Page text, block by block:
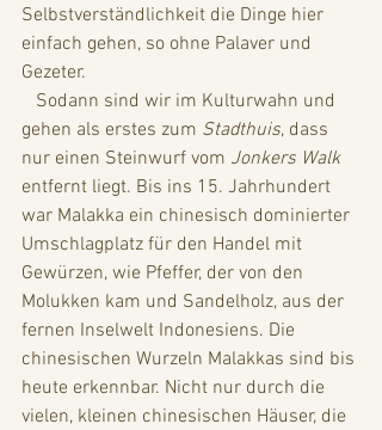
Selbstverständlichkeit die Dinge hier
einfach gehen, so ohne Palaver und
Gezeter.
gehen als erstes zum Stadthuis, dass
nur einen Steinwurf vom Jonkers Walk
entfernt liegt. Bis ins 15. Jahrhundert
war Malakka ein chinesisch dominierter
Umschlagplatz für den Handel mit
Gewürzen, wie Pfeffer, der von den
Molukken kam und Sandelholz, aus der
fernen Inselwelt Indonesiens. Die
chinesischen Wurzeln Malakkas sind bis
heute erkennbar. Nicht nur durch die
vielen, kleinen chinesischen Häuser, die